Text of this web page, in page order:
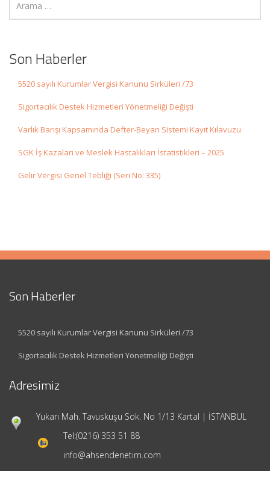
Son Haberler
5520 sayılı Kurumlar Vergisi Kanunu Sirküleri /73
Sigortacılık Destek Hizmetleri Yönetmeliği Değişti
Varlık Barışı Kapsamında Defter-Beyan Sistemi Kayıt Kılavuzu
SGK İş Kazaları ve Meslek Hastalıkları İstatistikleri – 2025
Gelir Vergisi Genel Tebliği (Seri No: 335)
Son Haberler
5520 sayılı Kurumlar Vergisi Kanunu Sirküleri /73
Sigortacılık Destek Hizmetleri Yönetmeliği Değişti
Adresimiz
Yukarı Mah. Tavuskuşu Sok. No 1/13 Kartal | İSTANBUL
Tel:(0216) 353 51 88
info@ahsendenetim.com